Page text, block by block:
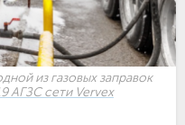
из газовых заправок
АГЗС сети Vervex